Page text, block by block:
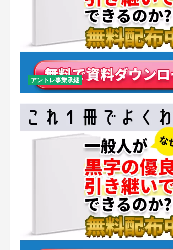
アントレ事業承継